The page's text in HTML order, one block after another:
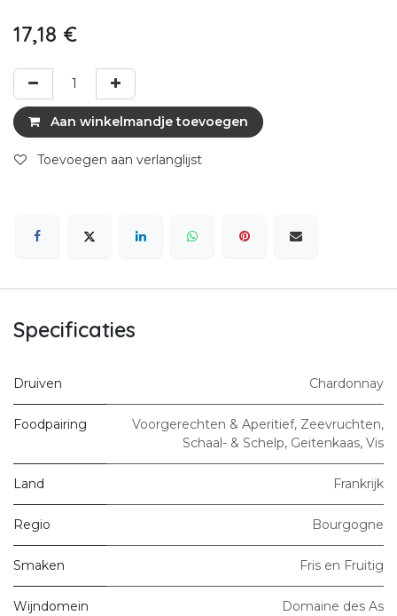
17,18 €
Aan winkelmandje toevoegen
Toevoegen aan verlanglijst
Specificaties
Druiven Chardonnay
Foodpairing Voorgerechten & Aperitief, Zeevruchten,
Schaal- & Schelp, Geitenkaas, Vis
Land Frankrijk
Regio Bourgogne
Smaken Fris en Fruitig
Wijndomein Domaine des As